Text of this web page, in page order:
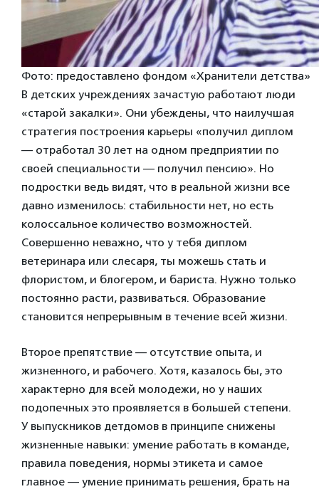
Фото: предоставлено фондом «Хранители детства»
В детских учреждениях зачастую работают люди
«старой закалки». Они убеждены, что наилучшая
стратегия построения карьеры «получил диплом
— отработал 30 лет на одном предприятии по
своей специальности — получил пенсию». Но
подростки ведь видят, что в реальной жизни все
давно изменилось: стабильности нет, но есть
колоссальное количество возможностей.
Совершенно неважно, что у тебя диплом
ветеринара или слесаря, ты можешь стать и
флористом, и блогером, и бариста. Нужно только
постоянно расти, развиваться. Образование
становится непрерывным в течение всей жизни.
Второе препятствие — отсутствие опыта, и
жизненного, и рабочего. Хотя, казалось бы, это
характерно для всей молодежи, но у наших
подопечных это проявляется в большей степени.
У выпускников детдомов в принципе снижены
жизненные навыки: умение работать в команде,
правила поведения, нормы этикета и самое
главное — умение принимать решения, брать на